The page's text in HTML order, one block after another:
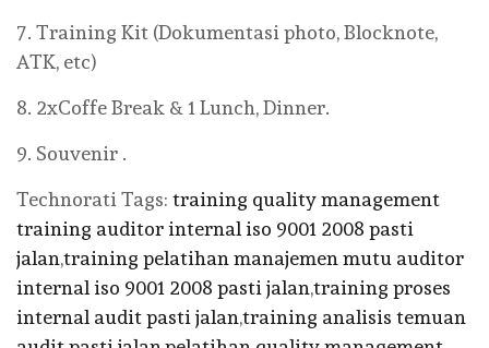
7. Training Kit (Dokumentasi photo, Blocknote,
ATK, etc)
8. 2xCoffe Break & 1 Lunch, Dinner.
9. Souvenir .
Technorati Tags: training quality management
training auditor internal iso 9001 2008 pasti
jalan,training pelatihan manajemen mutu auditor
internal iso 9001 2008 pasti jalan,training proses
internal audit pasti jalan,training analisis temuan